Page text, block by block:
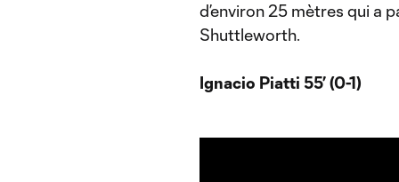
d’environ 25 mètres qui a
Shuttleworth.
Ignacio Piatti 55’ (0-1)